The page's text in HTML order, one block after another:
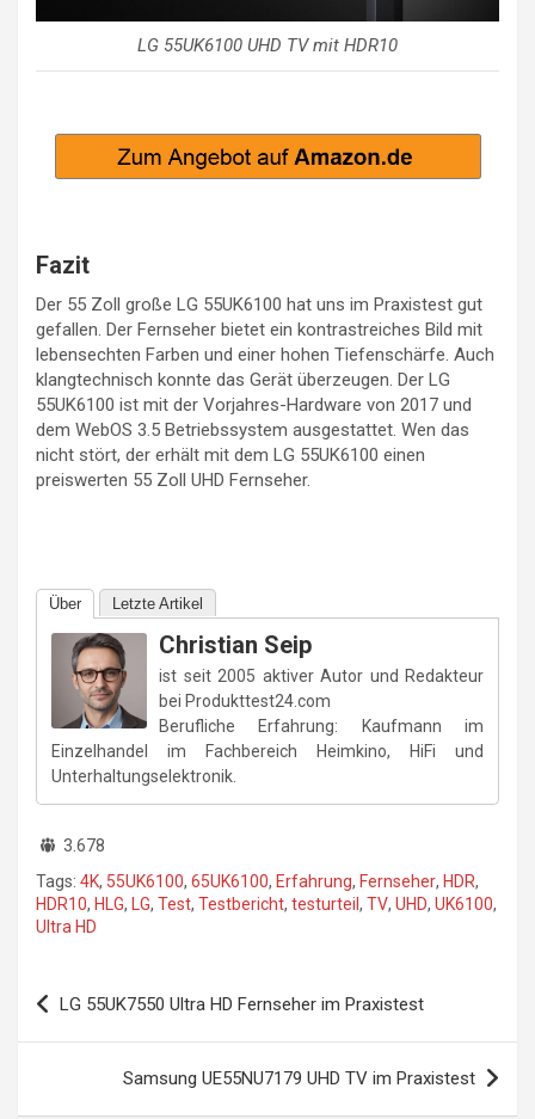
LG 55UK6100 UHD TV mit HDR10
Fazit
Der 55 Zoll große LG 55UK6100 hat uns im Praxistest gut
gefallen. Der Fernseher bietet ein kontrastreiches Bild mit
lebensechten Farben und einer hohen Tiefenschärfe. Auch
klangtechnisch konnte das Gerät überzeugen. Der LG
55UK6100 ist mit der Vorjahres-Hardware von 2017 und
dem WebOS 3.5 Betriebssystem ausgestattet. Wen das
nicht stört, der erhält mit dem LG 55UK6100 einen
preiswerten 55 Zoll UHD Fernseher.
Über Letzte Artikel
Christian Seip
ist seit 2005 aktiver Autor und Redakteur
bei Produkttest24.com
Berufliche Erfahrung: Kaufmann im
Einzelhandel im Fachbereich Heimkino, HiFi und
Unterhaltungselektronik.
3.678
Tags: 4K, 55UK6100, 65UK6100, Erfahrung, Fernseher, HDR,
HDR10, HLG, LG, Test, Testbericht, testurteil , TV, UHD, UK6100,
Ultra HD
Beitragsnavigation
LG 55UK7550 Ultra HD Fernseher im Praxistest
Samsung UE55NU7179 UHD TV im Praxistest